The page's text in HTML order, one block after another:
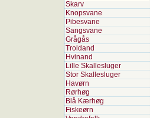
Skarv
Knopsvane
Pibesvane
Sangsvane
Grågås
Troldand
Hvinand
Lille Skallesluger
Stor Skallesluger
Havørn
Rørhøg
Blå Kærhøg
Fiskeørn